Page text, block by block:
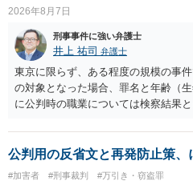
2026年8月7日
刑事事件に強い弁護士
井上 祐司 弁護士
東京に限らず、ある程度の規模の事
の対象となった場合、罪名と年齢（
に公判時の職業については検察結果
公判用の反省文と再発防止策、
#加害者 #刑事裁判 #万引き・窃盗罪